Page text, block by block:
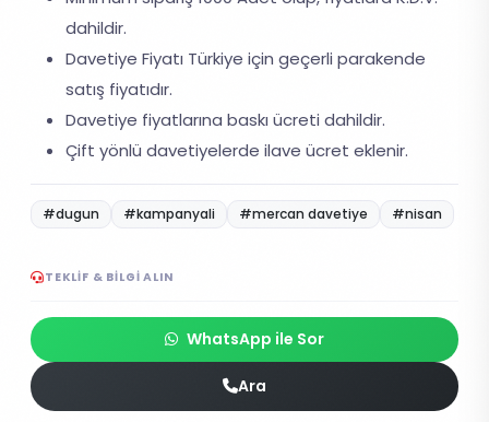
dahildir.
Davetiye Fiyatı Türkiye için geçerli parakende
satış fiyatıdır.
Davetiye fiyatlarına baskı ücreti dahildir.
Çift yönlü davetiyelerde ilave ücret eklenir.
#dugun #kampanyali #mercan davetiye #nisan
TEKLIF & BILGI ALIN
WhatsApp ile Sor
Ara